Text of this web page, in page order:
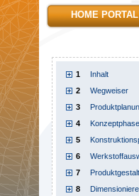
1 Inhalt
2 Wegweiser
3
4
5
6
7
8
HOME PORTAL